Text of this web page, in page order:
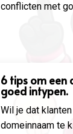
conflicten met
6 tips om een
goed intypen.
Wil je dat
domeinnaam te